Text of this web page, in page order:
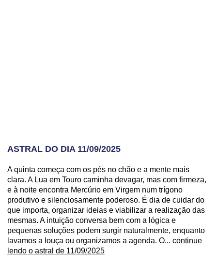
ASTRAL DO DIA 11/09/2025
A quinta começa com os pés no chão e a mente mais
clara. A Lua em Touro caminha devagar, mas com firmeza,
e à noite encontra Mercúrio em Virgem num trígono
produtivo e silenciosamente poderoso. É dia de cuidar do
que importa, organizar ideias e viabilizar a realização das
mesmas. A intuição conversa bem com a lógica e
pequenas soluções podem surgir naturalmente, enquanto
lavamos a louça ou organizamos a agenda. O... continue
lendo o astral de 11/09/2025